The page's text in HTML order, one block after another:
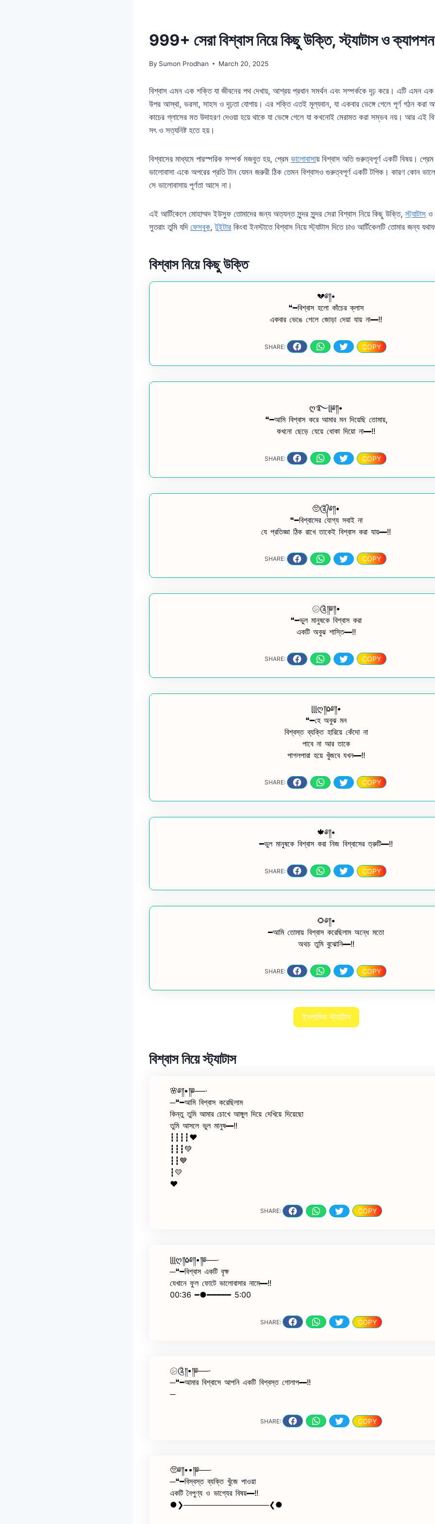
999+ সেরা বিশ্বাস নিয়ে কিছু উক্তি, স্ট্যাটাস ও
By Sumon Prodhan March 20, 2025
বিশ্বাস এমন এক শক্তি যা জীবনের পথ দেখায়, আশ্রয় প্রধান সমর্থন এবং সম্পর্ককে দৃঢ় করে। এটি এমন
উপর আস্থা, ভরসা, সাহস ও দৃঢ়তা যোগায়। এর শক্তি এতই মূল্যবান, যা একবার ভেঙ্গে গেলে পূর্ণ গঠন করা
কাচের গ্লাসের মত উদাহরণ দেওয়া হয়ে থাকে যা ভেঙ্গে গেলে যা কখনোই মেরামত করা সম্ভব নয়। আর এই
সৎ ও সত্যনিষ্ট হতে হয়।
বিশ্বাসের মাধ্যমে পারস্পরিক সম্পর্ক মজবুত হয়, প্রেম ভালোবাসায় বিশ্বাস অতি গুরুত্বপূর্ণ একটি বিষয়।
ভালোবাসা একে অপরের প্রতি টান যেমন জরুরী ঠিক তেমন বিশ্বাসও গুরুত্বপূর্ণ একটি টপিক। কারণ কোন
সে ভালোবাসায় পূর্ণতা আসে না।
এই আর্টিকেলে মোহাম্মদ ইউসুফ তোমাদের জন্য অত্যন্ত সুন্দর সুন্দর সেরা বিশ্বাস নিয়ে কিছু উক্তি,স্ট্যাটাস ও
সুতরাং তুমি যদি ফেসবুক,টুইটার কিংবা ইনস্টাতে বিশ্বাস নিয়ে স্ট্যাটাস দিতে চাও আর্টিকেলটি তোমার জন্য
বিশ্বাস নিয়ে কিছু উক্তি
💔༅༎•
❝━বিশ্বাস হলো কাঁচের ক্লাস
একবার ভেঙে গেলে জোড়া দেয়া যায় না━!!
SHARE: COPY
ღ࿐ɭɭ༅༎•
❝━আমি বিশ্বাস করে আমার মন দিয়েছি তোমায়,
কখনো ছেড়ে যেয়ে ধোকা দিয়ো না━!!
SHARE: COPY
🥺༊᭄༅༎•
❝━বিশ্বাসের যোগ্য সবাই না
যে প্রতিজ্ঞা ঠিক রাখে তাকেই বিশ্বাস করা যায়━!!
SHARE: COPY
㋛︎༊༎༅༎•
❝━ভুল মানুষকে বিশ্বাস করা
একটি অবুঝ শাস্তি━!!
SHARE: COPY
ɭɭɭღ༎۵༅༎•
❝━হে অবুঝ মন
বিশ্বস্ত ব্যক্তি হারিয়ে কেঁদো না
পাবে না আর তাকে
পাগলপারা হয়ে খুঁজবে যখন━!!
SHARE: COPY
🍁༅༎•
━ভুল মানুষকে বিশ্বাস করা নিজ বিশ্বাসের ত্রুটি━!!
SHARE: COPY
🌻༅༎•
━আমি তোমায় বিশ্বাস করেছিলাম অন্ধে মতো
অথচ তুমি বুঝোনি━!!
SHARE: COPY
ইসলামিক স্ট্যাটাস
বিশ্বাস নিয়ে স্ট্যাটাস
🌸༅༎•༎༅──∙
─❝━আমি বিশ্বাস করেছিলাম
কিন্তু তুমি আমার চোখে আঙ্গুল দিয়ে দেখিয়ে দিয়েছো
তুমি আসলে ভুল মানুষ━!!
┇┇┇┇♥️
┇┇┇💚
┇┇💙
┇💛
❤️
SHARE: COPY
ɭɭɭღ༎۵༅༎•༎༅──∙
─❝━বিশ্বাস একটি বৃক্ষ
যেখানে ফুল ফোটে ভালোবাসার নামে━!!
00:36 ━●━━━━━ 5:00
SHARE: COPY
㋛︎༊༎•༎༅──∙
─❝━আমার বিশ্বাসে আপনি একটি বিশ্বস্ত গোলাপ━!!
─
SHARE: COPY
🥺༅༎••༎༅──∙
─❝━বিস্বস্ত ব্যক্তি খুঁজে পাওয়া
একটি নৈপুণ্য ও ভাগ্যের বিষয়━!!
●❯────────────────❮●